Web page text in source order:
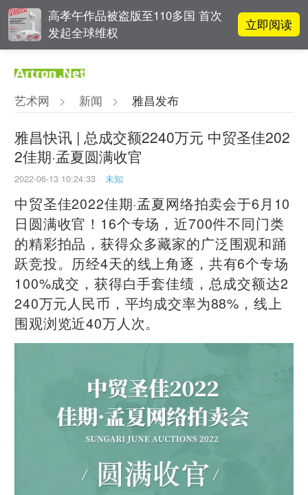
高孝午作品被盗版至110多国 首次
发起全球维权
立即阅读
值
吕晓：北京画院两个中心十年 跨学
科带来齐白石研究新突破
翟莫梵：绘画少年的广阔天空
艺术网 > 新闻 > 雅昌发布
雅昌快讯 | 总成交额2240万元 中贸圣佳202
2佳期·孟夏圆满收官
2022-06-13 10:24:33 未知
​中贸圣佳2022佳期·孟夏网络拍卖会于6月10
日圆满收官！16个专场，近700件不同门类
的精彩拍品，获得众多藏家的广泛围观和踊
跃竞投。历经4天的线上角逐，共有6个专场
100%成交，获得白手套佳绩，总成交额达2
240万元人民币，平均成交率为88%，线上
围观浏览近40万人次。